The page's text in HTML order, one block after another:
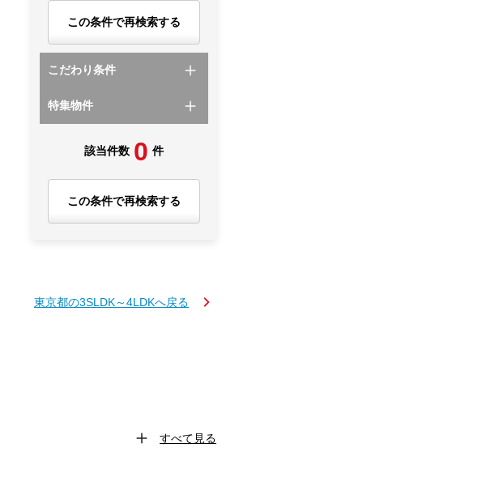
この条件で再検索する
こだわり条件
特集物件
該当件数 0 件
この条件で再検索する
東京都の3SLDK～4LDKへ戻る
すべて見る